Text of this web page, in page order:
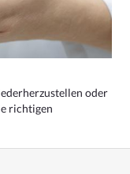
oder
richtigen